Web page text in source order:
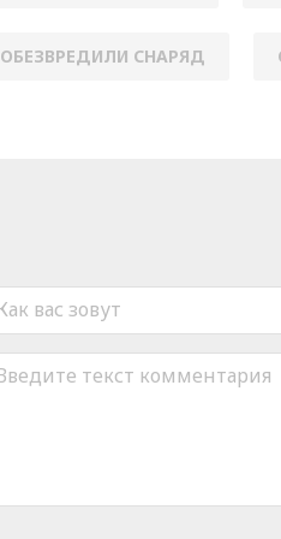
ОБЕЗВРЕДИЛИ СНАРЯД